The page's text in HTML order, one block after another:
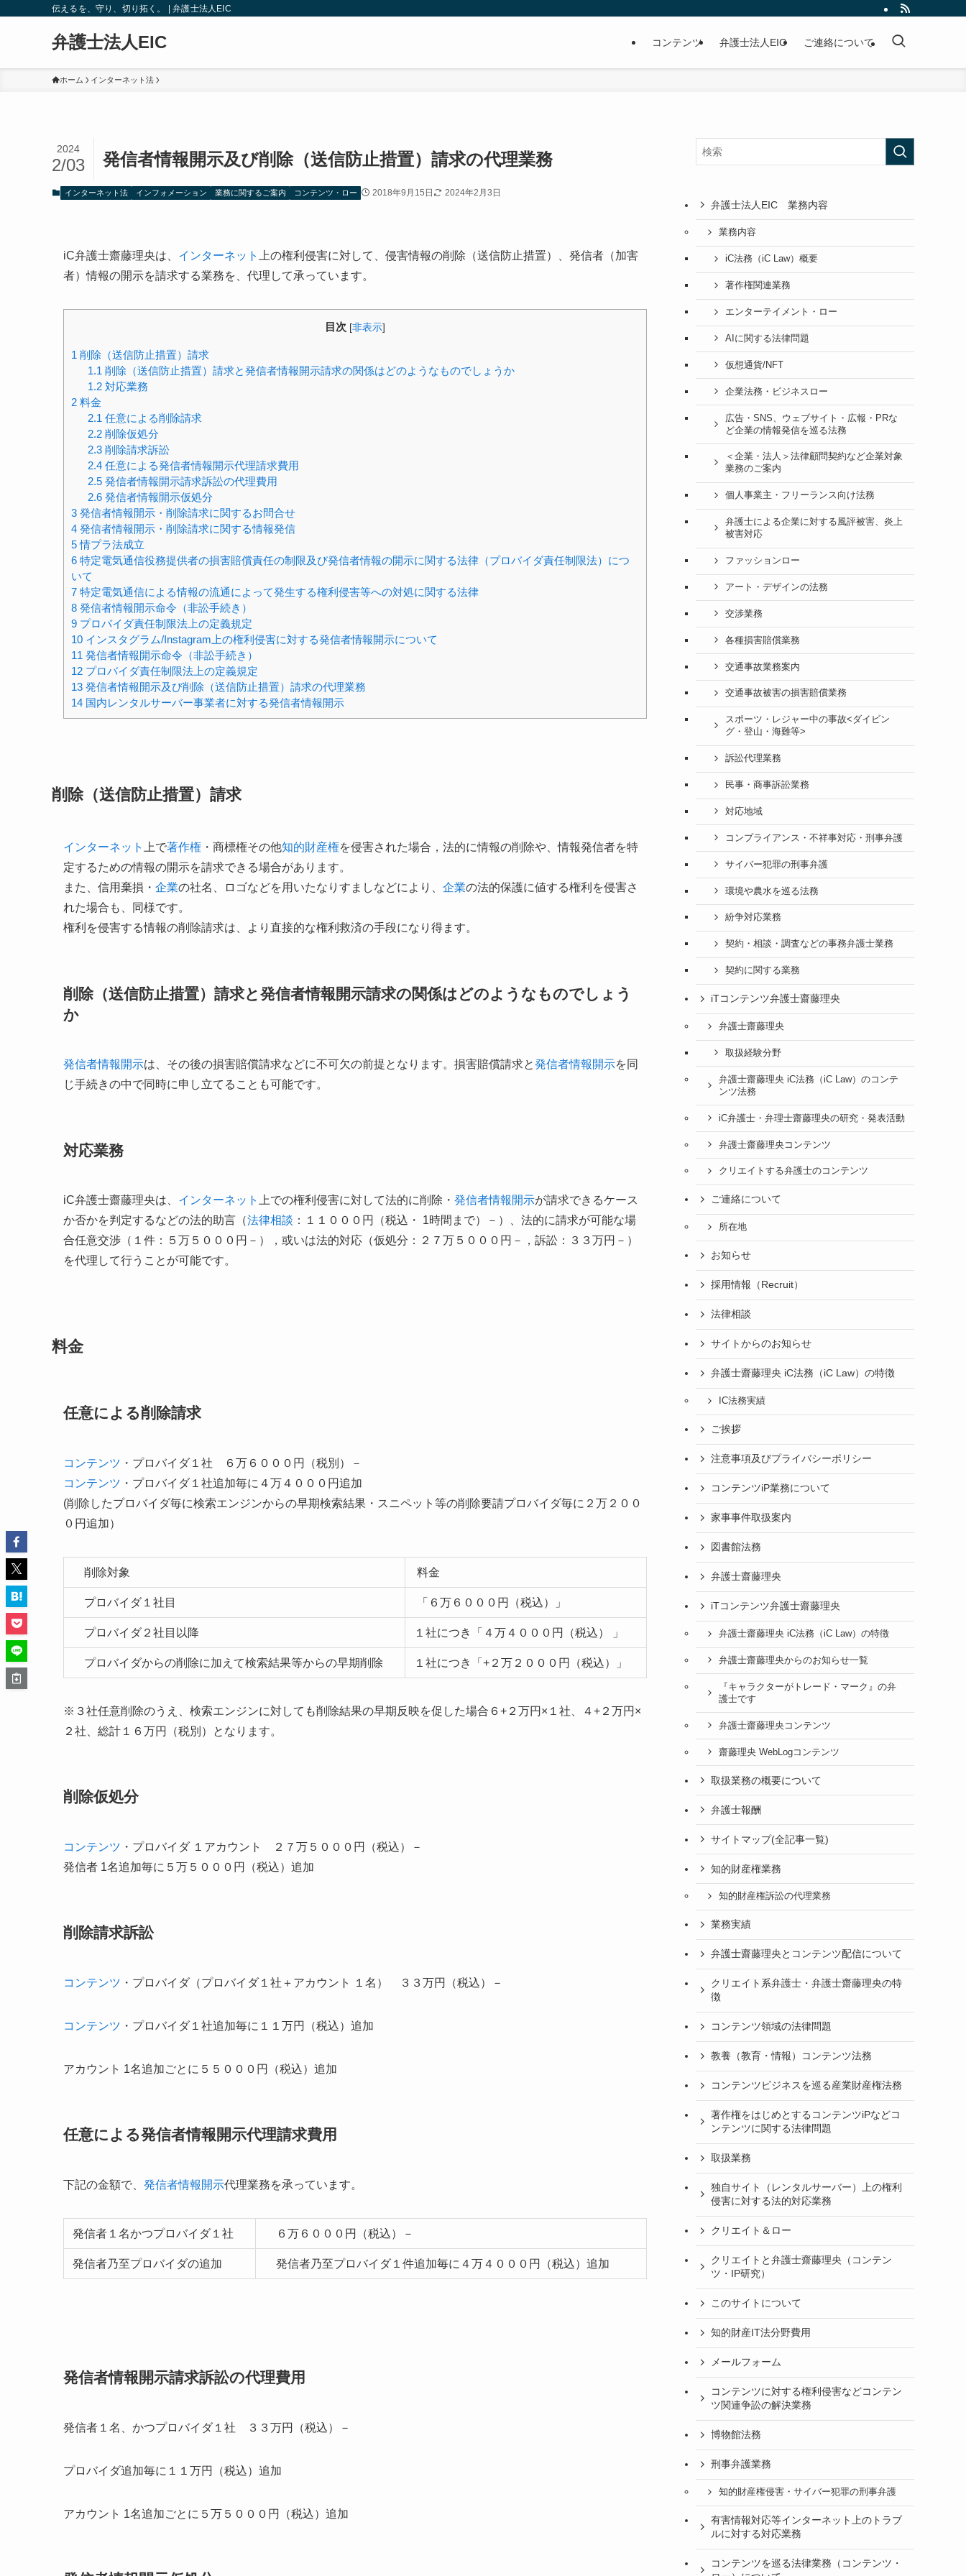
伝えるを、守り、切り拓く。 | 弁護士法人EIC
弁護士法人EIC コンテンツ 弁護士法人EIC ご連絡について
ホーム インターネット法
発信者情報開示及び削除（送信防止措置）請求の代理業務
2024
2/03
インターネット法 インフォメーション 業務に関するご案内 コンテンツ・ロー 2018年9月15日 2024年2月3日
iC弁護士齋藤理央は、 インターネット
上の権利侵害に対して、侵害情報の削除（送信防止措置）、発信者（加害
者）情報の開示を請求する業務を、代理して承っています。
目次 [非表示]
1 削除（送信防止措置）請求
1.1 削除（送信防止措置）請求と発信者情報開示請求の関係はどのようなものでしょうか
1.2対応業務
2 料金
2.1 任意による削除請求
2.2削除仮処分
2.3削除請求訴訟
2.4任意による発信者情報開示代理請求費用
2.5発信者情報開示請求訴訟の代理費用
2.6発信者情報開示仮処分
3 発信者情報開示・削除請求に関するお問合せ
4 発信者情報開示・削除請求に関する情報発信
5情プラ法成立
6 特定電気通信役務提供者の損害賠償責任の制限及び発信者情報の開示に関する法律（プロバイダ責任制限法）につ
いて
7 特定電気通信による情報の流通によって発生する権利侵害等への対処に関する法律
8 発信者情報開示命令（非訟手続き）
9 プロバイダ責任制限法上の定義規定
10 インスタグラム/Instagram上の権利侵害に対する発信者情報開示について
11 発信者情報開示命令（非訟手続き）
12 プロバイダ責任制限法上の定義規定
13 発信者情報開示及び削除（送信防止措置）請求の代理業務
14 国内レンタルサーバー事業者に対する発信者情報開示
削除（送信防止措置）請求
インターネット 上で著作権 ・商標権その他知的財産権を侵害された場合，法的に情報の削除や、情報発信者を特
定するための情報の開示を請求できる場合があります。
また、信用棄損・ 企業の社名、ロゴなどを用いたなりすましなどにより、 企業の法的保護に値する権利を侵害さ
れた場合も、同様です。
権利を侵害する情報の削除請求は、より直接的な権利救済の手段になり得ます。
削除（送信防止措置）請求と発信者情報開示請求の関係はどのようなものでしょう
か
発信者情報開示は、その後の損害賠償請求などに不可欠の前提となります。損害賠償請求と発信者情報開示を同
じ手続きの中で同時に申し立てることも可能です。
対応業務
iC弁護士齋藤理央は、 インターネット 上での権利侵害に対して法的に削除・ 発信者情報開示が請求できるケース
か否かを判定するなどの法的助言（法律相談 ：１１０００円（税込・ 1時間まで）－）、法的に請求が可能な場
合任意交渉（１件：５万５０００円－），或いは法的対応（仮処分：２７万５０００円－，訴訟：３３万円－）
を代理して行うことが可能です。
料金
任意による削除請求
コンテンツ ・プロバイダ１社 ６万６０００円（税別）－
コンテンツ ・プロバイダ１社追加毎に４万４０００円追加
(削除したプロバイダ毎に検索エンジンからの早期検索結果・スニペット等の削除要請プロバイダ毎に２万２００
０円追加）
削除対象 料金
プロバイダ１社目 「６万６０００円（税込）」
プロバイダ２社目以降 １社につき「４万４０００円（税込） 」
プロバイダからの削除に加えて検索結果等からの早期削除 １社につき「+２万２０００円（税込）」
※３社任意削除のうえ、検索エンジンに対しても削除結果の早期反映を促した場合６+２万円×１社、４+２万円×
２社、総計１６万円（税別）となります。
削除仮処分
コンテンツ ・プロバイダ １アカウント ２７万５０００円（税込）－
発信者 1名追加毎に５万５０００円（税込）追加
削除請求訴訟
コンテンツ ・プロバイダ（プロバイダ１社＋アカウント １名） ３３万円（税込）－
コンテンツ ・プロバイダ１社追加毎に１１万円（税込）追加
アカウント 1名追加ごとに５５０００円（税込）追加
任意による発信者情報開示代理請求費用
下記の金額で、 発信者情報開示代理業務を承っています。
発信者１名かつプロバイダ１社 ６万６０００円（税込）－
発信者乃至プロバイダの追加 発信者乃至プロバイダ１件追加毎に４万４０００円（税込）追加
発信者情報開示請求訴訟の代理費用
発信者１名、かつプロバイダ１社 ３３万円（税込）－
プロバイダ追加毎に１１万円（税込）追加
アカウント 1名追加ごとに５万５０００円（税込）追加
弁護士法人EIC 業務内容
業務内容
iC法務（iC Law）概要
著作権関連業務
エンターテイメント・ロー
AIに関する法律問題
仮想通貨/NFT
企業法務・ビジネスロー
広告・SNS、ウェブサイト・広報・PRな
ど企業の情報発信を巡る法務
＜企業・法人＞法律顧問契約など企業対象
業務のご案内
個人事業主・フリーランス向け法務
弁護士による企業に対する風評被害、炎上
被害対応
ファッションロー
アート・デザインの法務
交渉業務
各種損害賠償業務
交通事故業務案内
交通事故被害の損害賠償業務
スポーツ・レジャー中の事故<ダイビン
グ・登山・海難等>
訴訟代理業務
民事・商事訴訟業務
対応地域
コンプライアンス・不祥事対応・刑事弁護
サイバー犯罪の刑事弁護
環境や農水を巡る法務
紛争対応業務
契約・相談・調査などの事務弁護士業務
契約に関する業務
iTコンテンツ弁護士齋藤理央
弁護士齋藤理央
取扱経験分野
弁護士齋藤理央 iC法務（iC Law）のコンテ
ンツ法務
iC弁護士・弁理士齋藤理央の研究・発表活動
弁護士齋藤理央コンテンツ
クリエイトする弁護士のコンテンツ
ご連絡について
所在地
お知らせ
採用情報（Recruit）
法律相談
サイトからのお知らせ
弁護士齋藤理央 iC法務（iC Law）の特徴
IC法務実績
ご挨拶
注意事項及びプライバシーポリシー
コンテンツiP業務について
家事事件取扱案内
図書館法務
弁護士齋藤理央
iTコンテンツ弁護士齋藤理央
弁護士齋藤理央 iC法務（iC Law）の特徴
弁護士齋藤理央からのお知らせ一覧
『キャラクターがトレード・マーク』の弁
護士です
弁護士齋藤理央コンテンツ
齋藤理央 WebLogコンテンツ
取扱業務の概要について
弁護士報酬
サイトマップ(全記事一覧)
知的財産権業務
知的財産権訴訟の代理業務
業務実績
弁護士齋藤理央とコンテンツ配信について
クリエイト系弁護士・弁護士齋藤理央の特
徴
コンテンツ領域の法律問題
教養（教育・情報）コンテンツ法務
コンテンツビジネスを巡る産業財産権法務
著作権をはじめとするコンテンツiPなどコ
ンテンツに関する法律問題
取扱業務
独自サイト（レンタルサーバー）上の権利
侵害に対する法的対応業務
クリエイト＆ロー
クリエイトと弁護士齋藤理央（コンテン
ツ・IP研究）
このサイトについて
知的財産IT法分野費用
メールフォーム
コンテンツに対する権利侵害などコンテン
ツ関連争訟の解決業務
博物館法務
刑事弁護業務
知的財産権侵害・サイバー犯罪の刑事弁護
有害情報対応等インターネット上のトラブ
ルに対する対応業務
コンテンツを巡る法律業務（コンテンツ・